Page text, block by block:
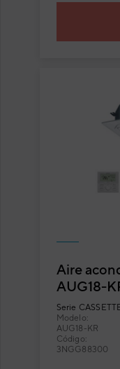
Aire
AUG18-
Inverter
circular
Serie
Modelo:
AUG18-KR
Código:
3NGG88300